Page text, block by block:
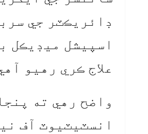
ڊائريڪٽر جي
اسپيشل ميڊيڪل
علاج ڪري رهيو
واضح رهي ته
انسٽيٽيوٽ آف